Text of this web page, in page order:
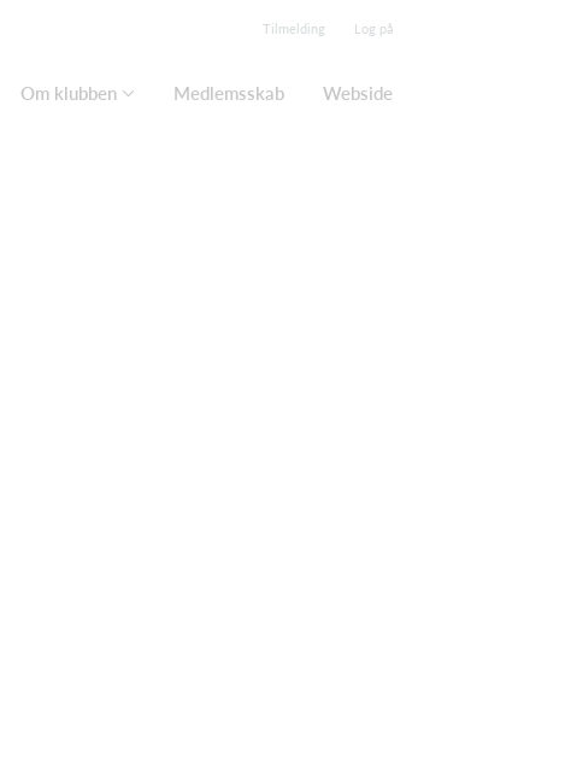
Tilmelding Log på
Om klubben Medlemsskab Webside